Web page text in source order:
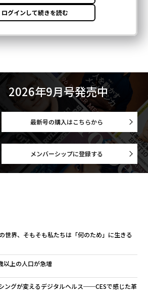
2026年9月号発売中
最新号の購入はこちらから
メンバーシップに登録する
世界、そもそも私たちは「何のため」に生きる
以上の人口が急増
ングが変えるデジタルヘルス──CESで感じた革